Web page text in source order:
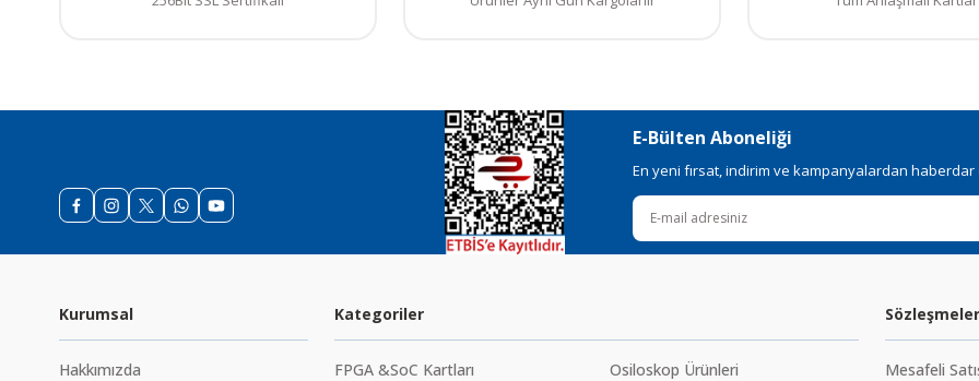
E-Bülten Aboneliği
En yeni fırsat, indirim ve kampanyalardan haberdar
Kurumsal
Hakkımızda
Kategoriler
FPGA &SoC Kartları
Osiloskop Ürünleri
Sözleşmeler
Mesafeli